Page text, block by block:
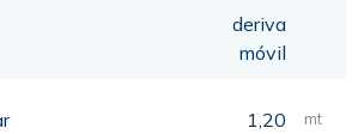
deriva
móvil
1,20 mt